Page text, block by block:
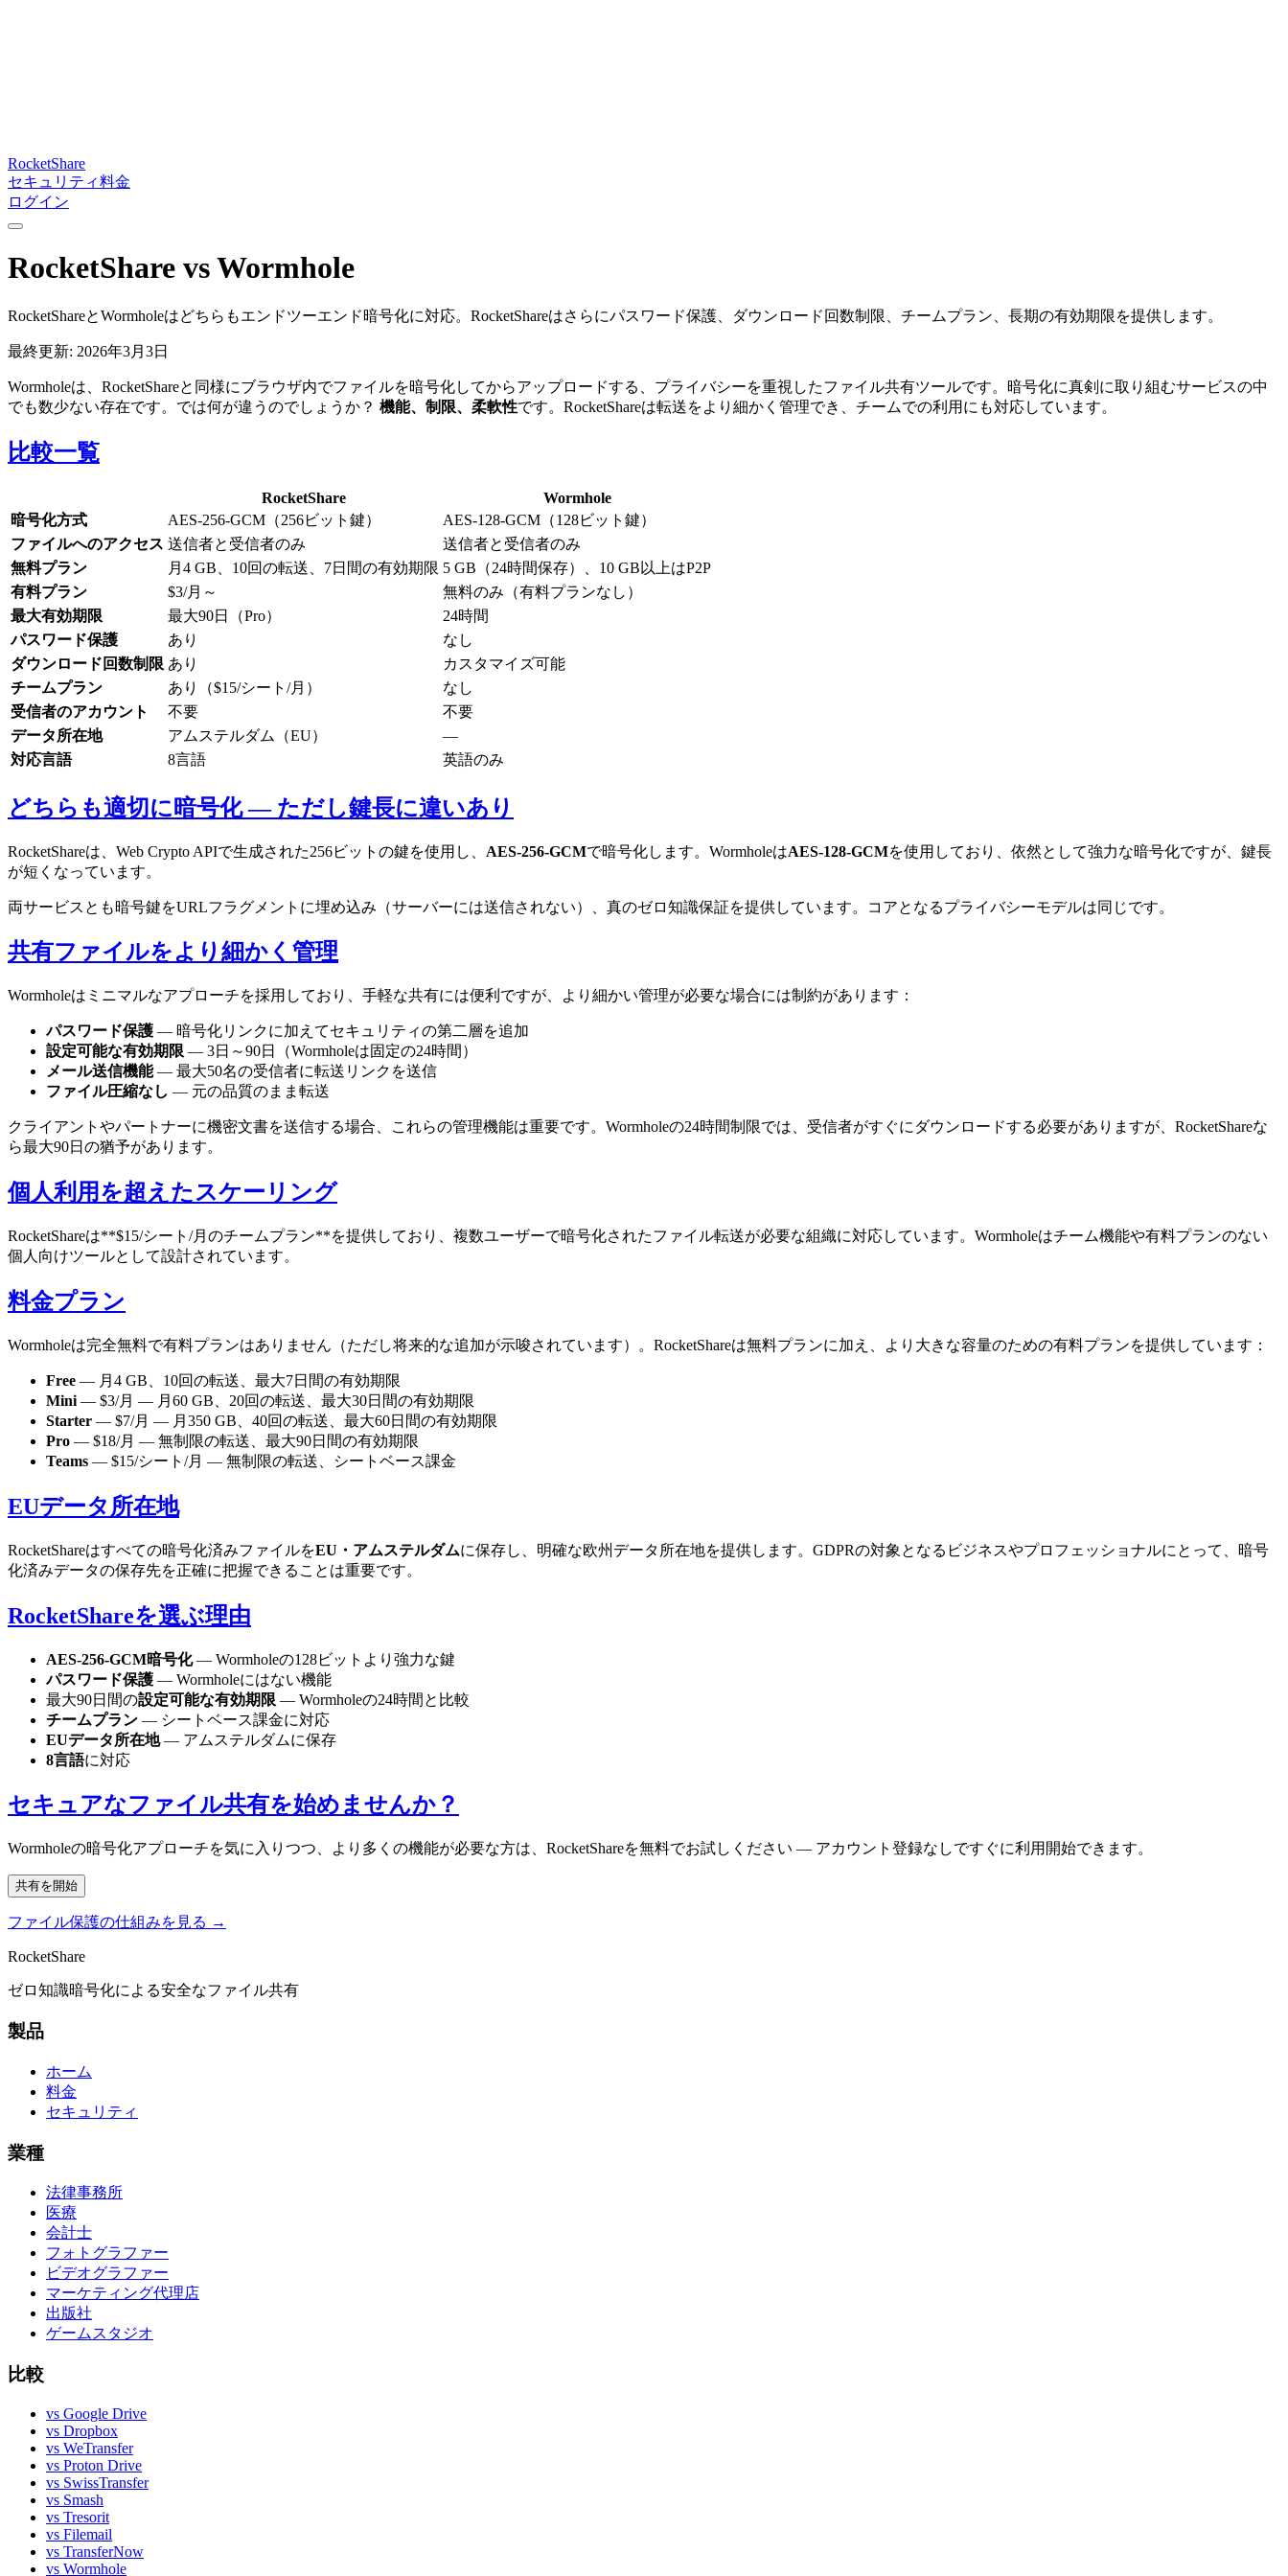
RocketShare
セキュリティ料金
ログイン
RocketShare vs Wormhole
RocketShareとWormholeはどちらもエンドツーエンド暗号化に対応。RocketShareはさらにパスワード保護、ダウンロード回数制限、チームプラン、長期の有効期限を提供します。
最終更新: 2026年3月3日
Wormholeは、RocketShareと同様にブラウザ内でファイルを暗号化してからアップロードする、プライバシーを重視したファイル共有ツールです。暗号化に真剣に取り組むサービスの中
でも数少ない存在です。では何が違うのでしょうか？ 機能、制限、柔軟性です。RocketShareは転送をより細かく管理でき、チームでの利用にも対応しています。
比較一覧
RocketShare
Wormhole
暗号化方式
AES-256-GCM（256ビット鍵）
AES-128-GCM（128ビット鍵）
ファイルへのアクセス 送信者と受信者のみ
送信者と受信者のみ
無料プラン
月4 GB、10回の転送、7日間の有効期限 5 GB（24時間保存）、10 GB以上はP2P
有料プラン
$3/月～
無料のみ（有料プランなし）
最大有効期限
最大90日（Pro）
24時間
パスワード保護
あり
なし
ダウンロード回数制限 あり
カスタマイズ可能
チームプラン
あり（$15/シート/月）
なし
受信者のアカウント
不要
不要
データ所在地
アムステルダム（EU）
—
対応言語
8言語 英語のみ
どちらも適切に暗号化 — ただし鍵長に違いあり
RocketShareは、Web Crypto APIで生成された256ビットの鍵を使用し、 AES-256-GCMで暗号化します。WormholeはAES-128-GCMを使用しており、依然として強力な暗号化ですが、鍵長
が短くなっています。
両サービスとも暗号鍵をURLフラグメントに埋め込み（サーバーには送信されない）、真のゼロ知識保証を提供しています。コアとなるプライバシーモデルは同じです。
共有ファイルをより細かく管理
Wormholeはミニマルなアプローチを採用しており、手軽な共有には便利ですが、より細かい管理が必要な場合には制約があります：
パスワード保護 — 暗号化リンクに加えてセキュリティの第二層を追加
設定可能な有効期限 — 3日～90日（Wormholeは固定の24時間）
メール送信機能— 最大50名の受信者に転送リンクを送信
ファイル圧縮なし — 元の品質のまま転送
クライアントやパートナーに機密文書を送信する場合、これらの管理機能は重要です。Wormholeの24時間制限では、受信者がすぐにダウンロードする必要がありますが、RocketShareな
ら最大90日の猶予があります。
個人利用を超えたスケーリング
RocketShareは**$15/シート/月のチームプラン**を提供しており、複数ユーザーで暗号化されたファイル転送が必要な組織に対応しています。Wormholeはチーム機能や有料プランのない
個人向けツールとして設計されています。
料金プラン
Wormholeは完全無料で有料プランはありません（ただし将来的な追加が示唆されています）。RocketShareは無料プランに加え、より大きな容量のための有料プランを提供しています：
Free — 月4 GB、10回の転送、最大7日間の有効期限
Mini — $3/月 — 月60 GB、20回の転送、最大30日間の有効期限
Starter — $7/月 — 月350 GB、40回の転送、最大60日間の有効期限
Pro — $18/月 — 無制限の転送、最大90日間の有効期限
Teams — $15/シート/月 — 無制限の転送、シートベース課金
EUデータ所在地
RocketShareはすべての暗号化済みファイルをEU・アムステルダムに保存し、明確な欧州データ所在地を提供します。GDPRの対象となるビジネスやプロフェッショナルにとって、暗号
化済みデータの保存先を正確に把握できることは重要です。
RocketShareを選ぶ理由
AES-256-GCM暗号化— Wormholeの128ビットより強力な鍵
パスワード保護 — Wormholeにはない機能
最大90日間の設定可能な有効期限 — Wormholeの24時間と比較
チームプラン — シートベース課金に対応
EUデータ所在地— アムステルダムに保存
8言語に対応
セキュアなファイル共有を始めませんか？
Wormholeの暗号化アプローチを気に入りつつ、より多くの機能が必要な方は、RocketShareを無料でお試しください — アカウント登録なしですぐに利用開始できます。
共有を開始
ファイル保護の仕組みを見る →
RocketShare
ゼロ知識暗号化による安全なファイル共有
製品
ホーム
料金
セキュリティ
業種
法律事務所
医療
会計士
フォトグラファー
ビデオグラファー
マーケティング代理店
出版社
ゲームスタジオ
比較
vs Google Drive
vs Dropbox
vs WeTransfer
vs Proton Drive
vs SwissTransfer
vs Smash
vs Tresorit
vs Filemail
vs TransferNow
vs Wormhole